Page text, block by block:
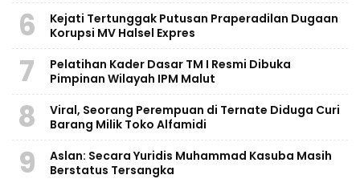
6
Kejati Tertunggak Putusan Praperadilan Dugaan
Korupsi MV Halsel Expres
7
Pelatihan Kader Dasar TM I Resmi Dibuka
Pimpinan Wilayah IPM Malut
8
Viral, Seorang Perempuan di Ternate Diduga Curi
Barang Milik Toko Alfamidi
9
Aslan: Secara Yuridis Muhammad Kasuba Masih
Berstatus Tersangka